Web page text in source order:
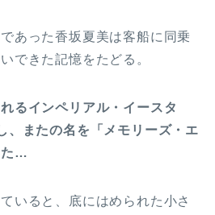
あった香坂夏美は客船に同乗
できた記憶をたどる。
るインペリアル・イースタ
、またの名を「メモリーズ・エ
た…
いると、底にはめられた小さ